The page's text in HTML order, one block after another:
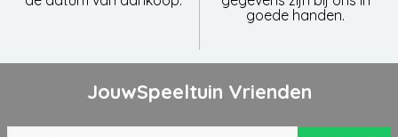
goede handen.
JouwSpeeltuin Vrienden